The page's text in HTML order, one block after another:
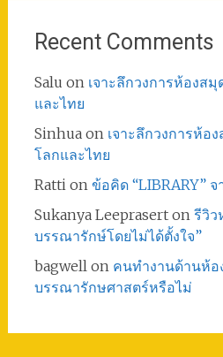
Recent Comments
Salu on เจาะลึกวงการห้องส
และไทย
Sinhuaon เจาะลึกวงการห้อ
โลกและไทย
Ratti on ข้อคิด “LIBRARY”
Sukanya Leepraserton รีวิว
บรรณารักษ์โดยไม่ได้ตั้งใจ”
bagwell on คนทำงานด้านห้อ
บรรณารักษศาสตร์หรือไม่